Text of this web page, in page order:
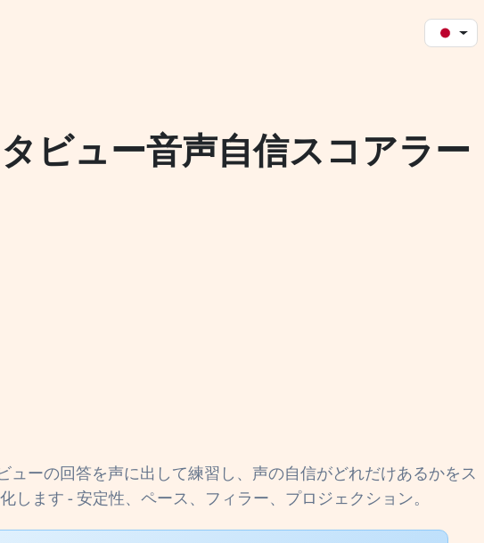
ビュー音声自信スコアラー
ューの回答を声に出して練習し、声の自信がどれだけあるかをス
します - 安定性、ペース、フィラー、プロジェクション。